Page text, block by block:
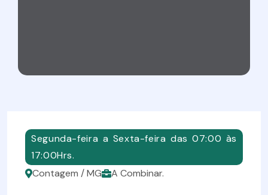
Segunda-feira a Sexta-feira das 07:00 às
17:00Hrs.
Contagem / MG
A Combinar.